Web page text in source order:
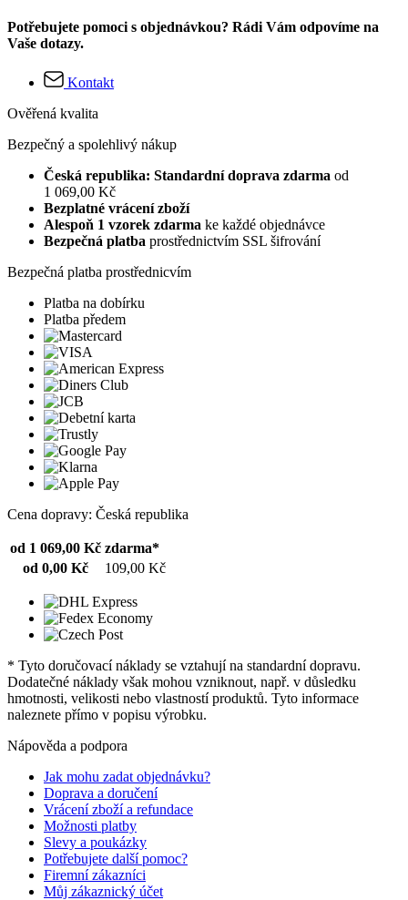
Potřebujete pomoci s objednávkou? Rádi Vám odpovíme na
Vaše dotazy.
Kontakt
Ověřená kvalita
Bezpečný a spolehlivý nákup
Česká republika: Standardní doprava zdarma od
1 069,00 Kč
Bezplatné vrácení zboží
Alespoň 1 vzorek zdarma ke každé objednávce
Bezpečná platba prostřednictvím SSL šifrování
Bezpečná platba prostřednicvím
Platba na dobírku
Platba předem
Cena dopravy: Česká republika
od 1 069,00 Kč zdarma*
od 0,00 Kč
109,00 Kč
* Tyto doručovací náklady se vztahují na standardní dopravu.
Dodatečné náklady však mohou vzniknout, např. v důsledku
hmotnosti, velikosti nebo vlastností produktů. Tyto informace
naleznete přímo v popisu výrobku.
Nápověda a podpora
Jak mohu zadat objednávku?
Doprava a doručení
Vrácení zboží a refundace
Možnosti platby
Slevy a poukázky
Potřebujete další pomoc?
Firemní zákazníci
Můj zákaznický účet